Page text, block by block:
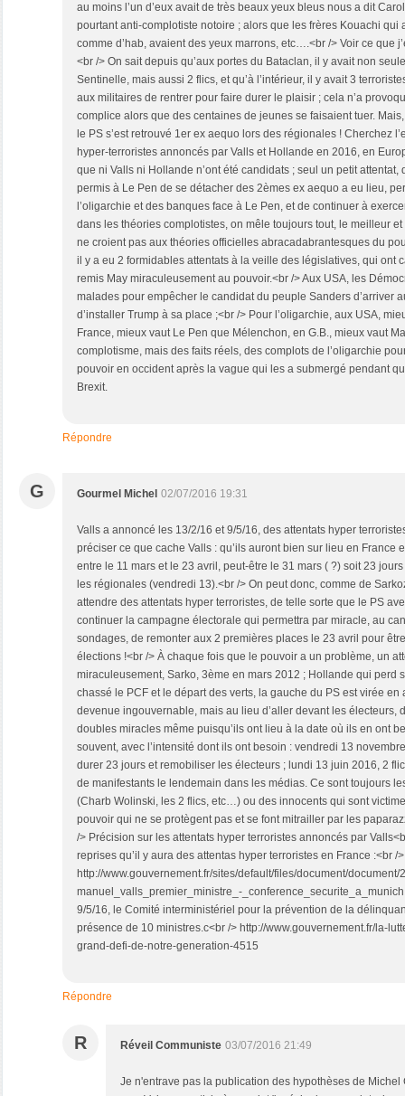
au moins l’un d’eux avait de très beaux yeux bleus nous a dit
pourtant anti-complotiste notoire ; alors que les frères Kouachi qui
comme d’hab, avaient des yeux marrons, etc….<br /> Voir ce que
<br /> On sait depuis qu’aux portes du Bataclan, il y avait non
Sentinelle, mais aussi 2 flics, et qu’à l’intérieur, il y avait 3
aux militaires de rentrer pour faire durer le plaisir ; cela n’a
complice alors que des centaines de jeunes se faisaient tuer.
le PS s’est retrouvé 1er ex aequo lors des régionales ! Cherchez
hyper-terroristes annoncés par Valls et Hollande en 2016, en
que ni Valls ni Hollande n’ont été candidats ; seul un petit attentat,
permis à Le Pen de se détacher des 2èmes ex aequo a eu lieu,
l’oligarchie et des banques face à Le Pen, et de continuer à
dans les théories complotistes, on mêle toujours tout, le meilleur
ne croient pas aux théories officielles abracadabrantesques du
il y a eu 2 formidables attentats à la veille des législatives, qui ont
remis May miraculeusement au pouvoir.<br /> Aux USA, les
malades pour empêcher le candidat du peuple Sanders d’arriver
d’installer Trump à sa place ;<br /> Pour l’oligarchie, aux USA,
France, mieux vaut Le Pen que Mélenchon, en G.B., mieux vaut
complotisme, mais des faits réels, des complots de l’oligarchie
pouvoir en occident après la vague qui les a submergé pendant
Brexit.
Répondre
G Gourmel Michel 02/07/2016 19:31
Valls a annoncé les 13/2/16 et 9/5/16, des attentats hyper
préciser ce que cache Valls : qu’ils auront bien sur lieu en France
entre le 11 mars et le 23 avril, peut-être le 31 mars ( ?) soit 23
les régionales (vendredi 13).<br /> On peut donc, comme de
attendre des attentats hyper terroristes, de telle sorte que le PS
continuer la campagne électorale qui permettra par miracle, au
sondages, de remonter aux 2 premières places le 23 avril pour
élections !<br /> À chaque fois que le pouvoir a un problème, un
miraculeusement, Sarko, 3ème en mars 2012 ; Hollande qui perd
chassé le PCF et le départ des verts, la gauche du PS est virée en
devenue ingouvernable, mais au lieu d’aller devant les électeurs,
doubles miracles même puisqu’ils ont lieu à la date où ils en ont
souvent, avec l’intensité dont ils ont besoin : vendredi 13
durer 23 jours et remobiliser les électeurs ; lundi 13 juin 2016, 2
de manifestants le lendemain dans les médias. Ce sont toujours
(Charb Wolinski, les 2 flics, etc…) ou des innocents qui sont
pouvoir qui ne se protègent pas et se font mitrailler par les
/> Précision sur les attentats hyper terroristes annoncés par
reprises qu’il y aura des attentas hyper terroristes en France :<br /
http://www.gouvernement.fr/sites/default/files/document/
manuel_valls_premier_ministre_-
9/5/16, le Comité interministériel pour la prévention de la
présence de 10 ministres.c<br /> http://www.gouvernement.fr/la-
grand-defi-de-notre-generation-4515
Répondre
R Réveil Communiste 03/07/2016 21:49
Je n'entrave pas la publication des hypothèses de